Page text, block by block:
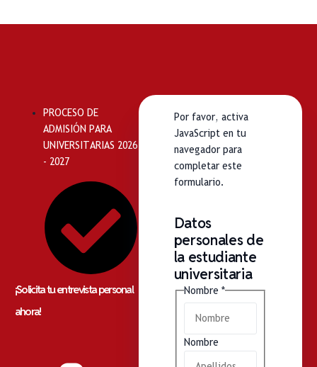
PROCESO DE
ADMISIÓN PARA
UNIVERSITARIAS 2026
- 2027
¡Solicita tu entrevista personal
ahora!
Por favor, activa
JavaScript en tu
navegador para
completar este
formulario.
Datos
personales de
la estudiante
universitaria
Nombre *
Nombre